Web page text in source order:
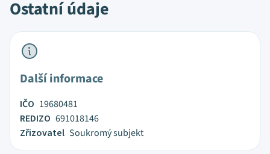
Ostatní údaje
Další informace
IČO 19680481
REDIZO 691018146
Zřizovatel Soukromý subjekt